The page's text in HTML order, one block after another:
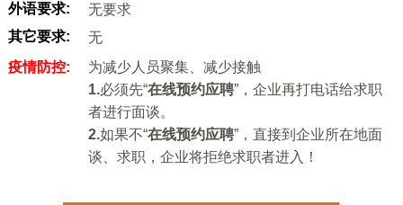
外语要求:
无要求
其它要求:
无
疫情防控:
为减少人员聚集、减少接触
1.必须先“在线预约应聘”，企业再打电话给求职
者进行面谈。
2.如果不“在线预约应聘”，直接到企业所在地面
谈、求职，企业将拒绝求职者进入！